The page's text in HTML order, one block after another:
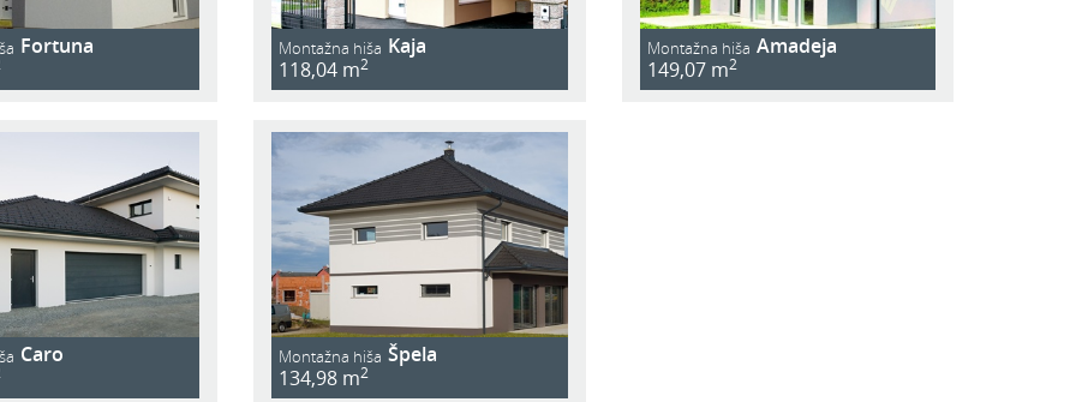
Fortuna
Montažna hiša Kaja
118,04 m2
Montažna hiša Amadeja
149,07 m2
Caro
Montažna hiša Špela
134,98 m2